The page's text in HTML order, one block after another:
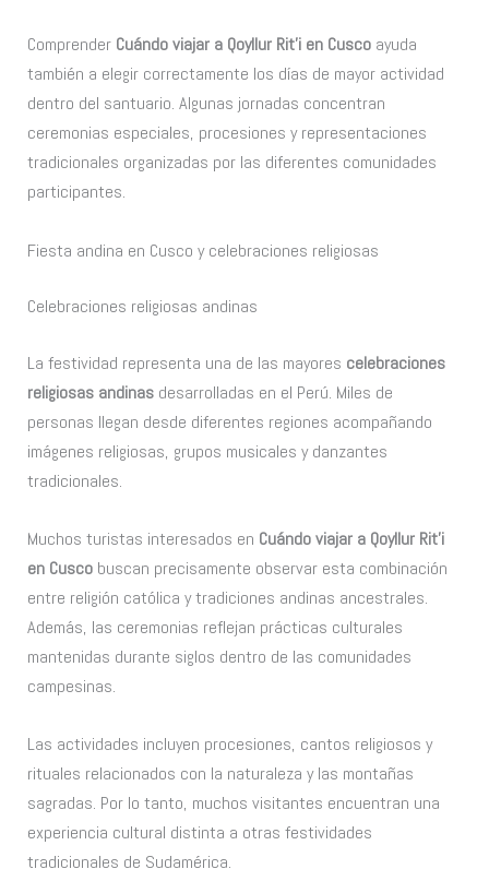
Comprender Cuándo viajar a Qoyllur Rit’i en Cusco ayuda
también a elegir correctamente los días de mayor actividad
dentro del santuario. Algunas jornadas concentran
ceremonias especiales, procesiones y representaciones
tradicionales organizadas por las diferentes comunidades
participantes.
Fiesta andina en Cusco y celebraciones religiosas
Celebraciones religiosas andinas
La festividad representa una de las mayores celebraciones
religiosas andinas desarrolladas en el Perú. Miles de
personas llegan desde diferentes regiones acompañando
imágenes religiosas, grupos musicales y danzantes
tradicionales.
Muchos turistas interesados en Cuándo viajar a Qoyllur Rit’i
en Cusco buscan precisamente observar esta combinación
entre religión católica y tradiciones andinas ancestrales.
Además, las ceremonias reflejan prácticas culturales
mantenidas durante siglos dentro de las comunidades
campesinas.
Las actividades incluyen procesiones, cantos religiosos y
rituales relacionados con la naturaleza y las montañas
sagradas. Por lo tanto, muchos visitantes encuentran una
experiencia cultural distinta a otras festividades
tradicionales de Sudamérica.